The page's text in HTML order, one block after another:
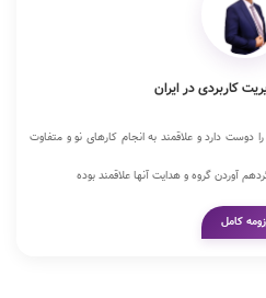
کاربردی در ایران
دوست دارد و علاقمند به انجام کارهای نو و متفاوت
آوردن گروه و هدایت آنها علاقمند بوده
کامل